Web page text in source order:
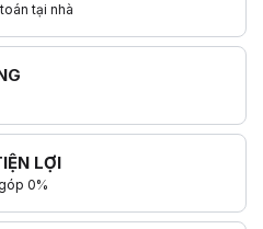
tại nhà
LỢI
0%